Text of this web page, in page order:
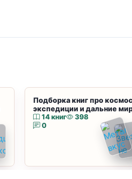
Подборка книг про
экспедиции и дальние
14 книг
398
0